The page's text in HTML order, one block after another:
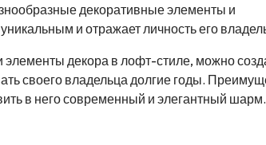
декоративные элементы и
и отражает личность его
декора в лофт-стиле, можно
своего владельца долгие годы.
в него современный и элегантный шарм.